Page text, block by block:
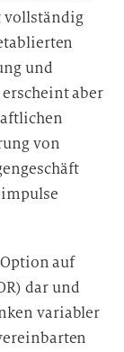
vollständig
und
aber
von
auf
dar und
variabler